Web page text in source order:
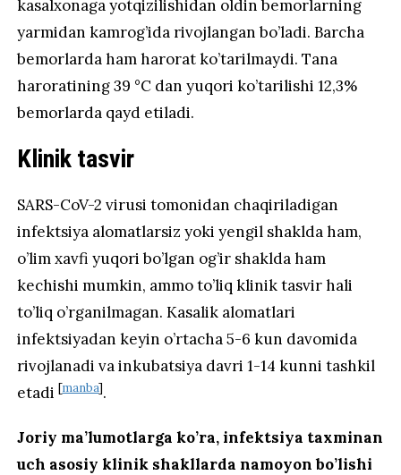
kasalxonaga yotqizilishidan oldin bemorlarning
yarmidan kamrog’ida rivojlangan bo’ladi. Barcha
bemorlarda ham harorat ko’tarilmaydi. Tana
haroratining 39 °C dan yuqori ko’tarilishi 12,3%
bemorlarda qayd etiladi.
Klinik tasvir
SARS-CoV-2 virusi tomonidan chaqiriladigan
infektsiya alomatlarsiz yoki yengil shaklda ham,
o’lim xavfi yuqori bo’lgan og’ir shaklda ham
kechishi mumkin, ammo to’liq klinik tasvir hali
to’liq o’rganilmagan. Kasalik alomatlari
infektsiyadan keyin o’rtacha 5-6 kun davomida
rivojlanadi va inkubatsiya davri 1-14 kunni tashkil
etadi[manba].
Joriy ma’lumotlarga ko’ra, infektsiya taxminan
uch asosiy klinik shakllarda namoyon bo’lishi